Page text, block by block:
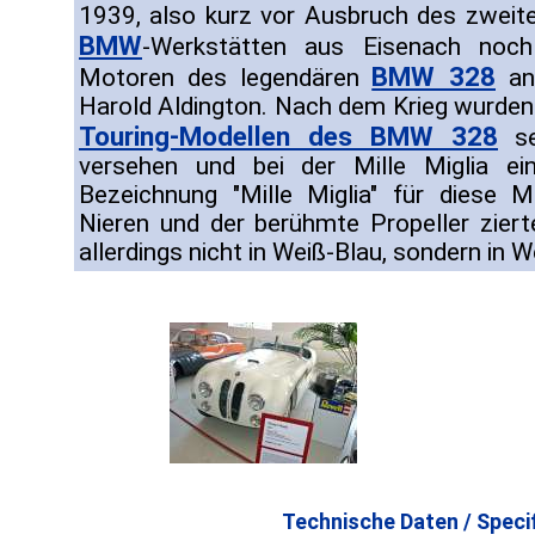
1939, also kurz vor Ausbruch des
BMW-Werkstätten aus Eisenach
Motoren des legendären BMW 328
Harold Aldington. Nach dem Krieg
Touring-Modellen des BMW 328
versehen und bei der Mille Miglia
Bezeichnung "Mille Miglia" für diese
Nieren und der berühmte Propeller
allerdings nicht in Weiß-Blau, sondern in
Technische Daten /